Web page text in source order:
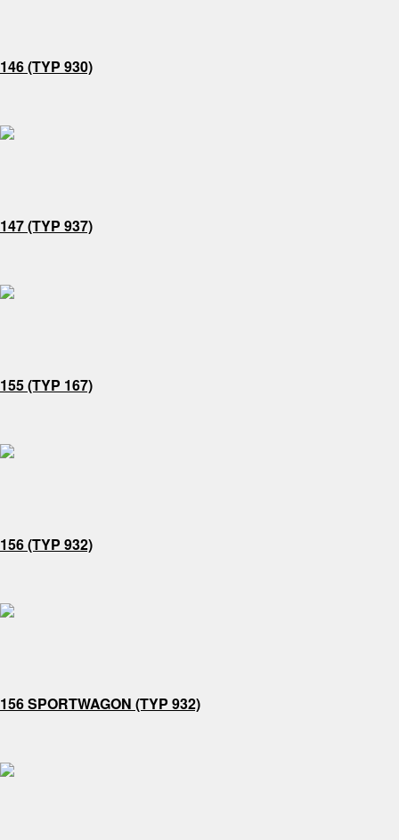
146 (TYP 930)
147 (TYP 937)
155 (TYP 167)
156 (TYP 932)
156 SPORTWAGON (TYP 932)